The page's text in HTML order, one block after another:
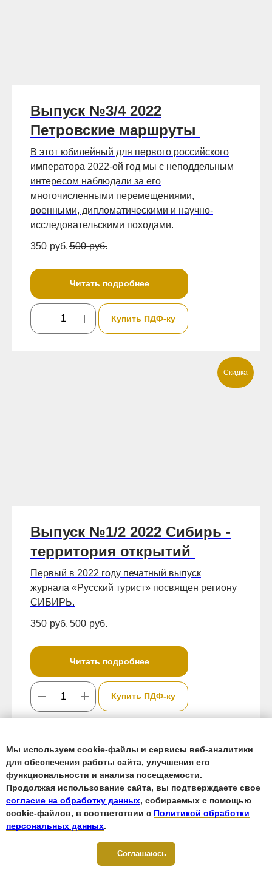
Выпуск №3/4 2022
Петровские маршруты
В этот юбилейный для первого российского
императора 2022-ой год мы с неподдельным
интересом наблюдали за его
многочисленными перемещениями,
военными, дипломатическими и научно-
исследовательскими походами.
350 руб. 500 руб.
Читать подробнее
Купить ПДФ-ку
Скидка
Выпуск №1/2 2022 Сибирь -
территория открытий
Первый в 2022 году печатный выпуск
журнала «Русский турист» посвящен региону
СИБИРЬ.
350 руб. 500 руб.
Читать подробнее
Купить ПДФ-ку
Скидка
Мы используем cookie-файлы и сервисы веб-аналитики
для обеспечения работы сайта, улучшения его
функциональности и анализа посещаемости.
Продолжая использование сайта, вы подтверждаете свое
согласие на обработку данных, собираемых с помощью
cookie-файлов, в соответствии с Политикой обработки
персональных данных.
Соглашаюсь